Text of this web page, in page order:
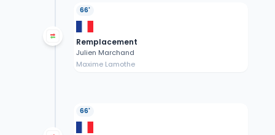
66'
Remplacement
Julien Marchand
Maxime Lamothe
66'